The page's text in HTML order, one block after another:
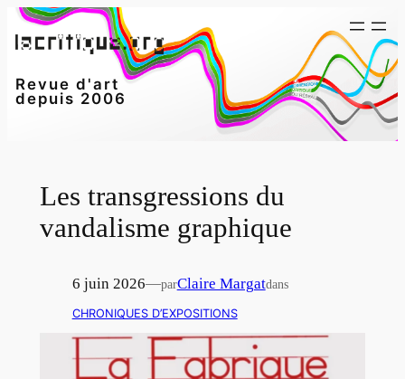
Aller
au
Revue d'art
depuis 2006
Les transgressions du
vandalisme graphique
6 juin 2026—parClaire Margatdans
CHRONIQUES D’EXPOSITIONS